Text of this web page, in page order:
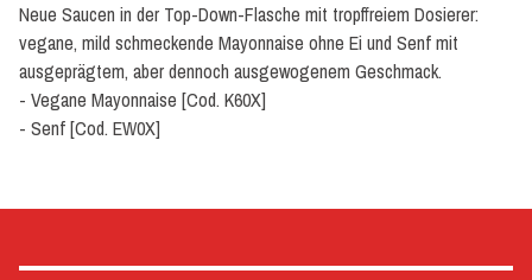
Neue Saucen in der Top-Down-Flasche mit tropffreiem Dosierer:
vegane, mild schmeckende Mayonnaise ohne Ei und Senf mit
ausgeprägtem, aber dennoch ausgewogenem Geschmack.
- Vegane Mayonnaise [Cod. K60X]
- Senf [Cod. EW0X]